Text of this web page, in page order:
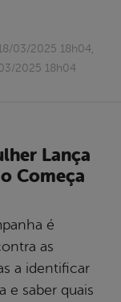
03/2025 18h04,
2025 18h04
Lança
Começa
é
as
a identificar
e saber quais